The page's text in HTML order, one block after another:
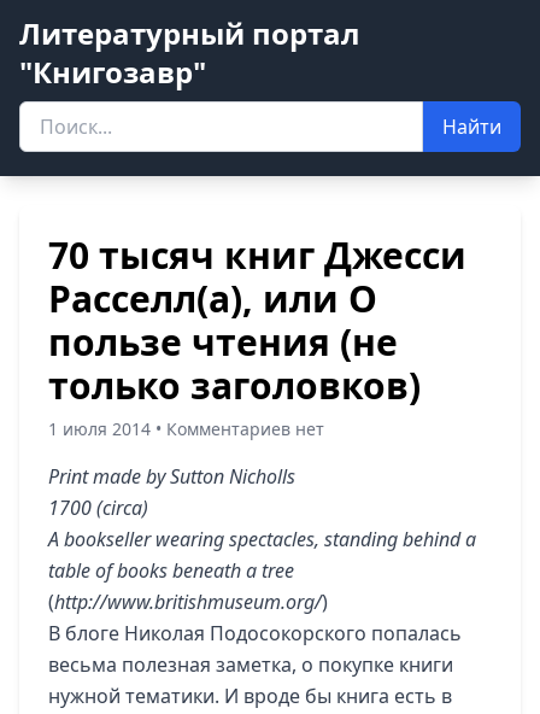
Литературный портал
"Книгозавр"
Найти
70 тысяч книг Джесси
Расселл(а), или О
пользе чтения (не
только заголовков)
1 июля 2014 • Комментариев нет
Print made by Sutton Nicholls
1700 (circa)
A bookseller wearing spectacles, standing behind a
table of books beneath a tree
(http://www.britishmuseum.org/)
В блоге Николая Подосокорского попалась
весьма полезная заметка, о покупке книги
нужной тематики. И вроде бы книга есть в